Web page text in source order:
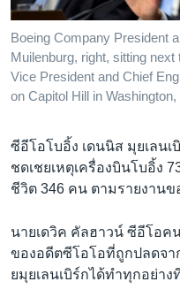
พอดคาสต์
ติดตามเรา
เลือกภาษา
Boeing Company President
Muilenburg, right, sitting
Vice President and Chief
on Capitol Hill in
ซีอีโอโบอิ้ง เดนนิส มุยเลน
ชดเชยเหตุเครื่องบินโบอิ้ง
ชีวิต 346 คน ตามรายงานข
นายเดวิค คัลฮาวน์ ซีอีโอ
ของอดีตซีโอโอที่ถูกปลดจา
ยมุยเลนเบิร์กได้ทำทุกอย่า